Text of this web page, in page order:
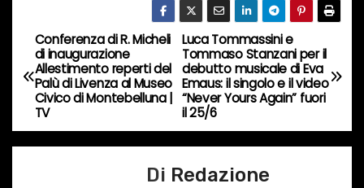
o
r
s
o
…
N
a
v
i
Luca Tommassini e
Tommaso Stanzani per il
debutto musicale di Eva
Emaus: il singolo e il video
“Never Yours Again” fuori
il 25/6
Conferenza di R. Micheli
di inaugurazione
Allestimento reperti del
Palù di Livenza al Museo
Civico di Montebelluna |
TV
Di Redazione